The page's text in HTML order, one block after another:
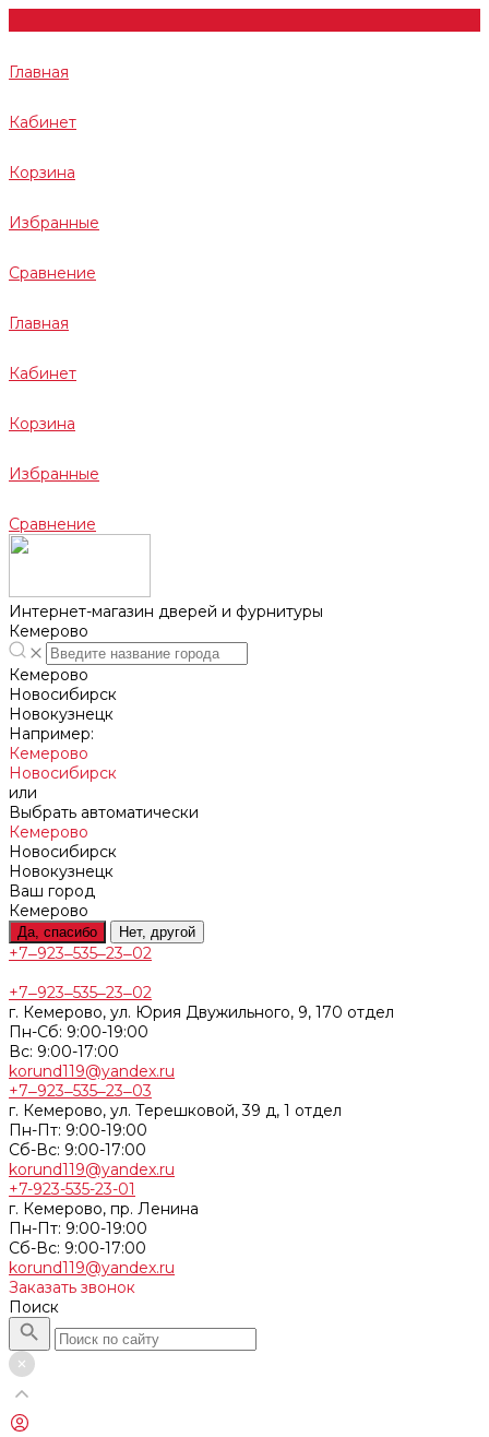
Главная
Кабинет
Корзина
Избранные
Сравнение
Главная
Кабинет
Корзина
Избранные
Сравнение
Интернет-магазин дверей и фурнитуры
Кемерово
Кемерово
Новосибирск
Новокузнецк
Например:
Кемерово
Новосибирск
или
Выбрать автоматически
Кемерово
Новосибирск
Новокузнецк
Ваш город
Кемерово
Да, спасибо Нет, другой
+7‒923‒535‒23‒02
+7‒923‒535‒23‒02
г. Кемерово, ул. Юрия Двужильного, 9, 170 отдел
Пн-Сб: 9:00-19:00
Вс: 9:00-17:00
korund119@yandex.ru
+7‒923‒535‒23‒03
г. Кемерово, ул. Терешковой, 39 д, 1 отдел
Пн-Пт: 9:00-19:00
Cб-Вс: 9:00-17:00
korund119@yandex.ru
+7-923-535-23-01
г. Кемерово, пр. Ленина
Пн-Пт: 9:00-19:00
Cб-Вс: 9:00-17:00
korund119@yandex.ru
Заказать звонок
Поиск